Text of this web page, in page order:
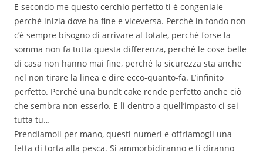
E secondo me questo cerchio perfetto ti è congeniale
perché inizia dove ha fine e viceversa. Perché in fondo non
c’è sempre bisogno di arrivare al totale, perché forse la
somma non fa tutta questa differenza, perché le cose belle
di casa non hanno mai fine, perché la sicurezza sta anche
nel non tirare la linea e dire ecco-quanto-fa. L’infinito
perfetto. Perché una bundt cake rende perfetto anche ciò
che sembra non esserlo. E lì dentro a quell’impasto ci sei
tutta tu…
Prendiamoli per mano, questi numeri e offriamogli una
fetta di torta alla pesca. Si ammorbidiranno e ti diranno